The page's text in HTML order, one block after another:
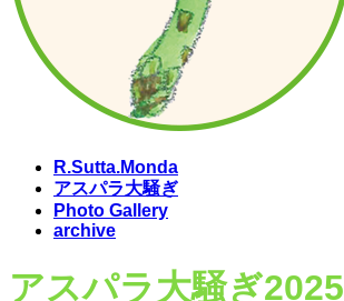
プ
動
R.Sutta.Monda
アスパラ大騒ぎ
Photo Gallery
archive
アスパラ大騒ぎ2025